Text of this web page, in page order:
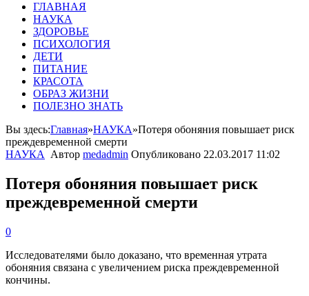
ГЛАВНАЯ
НАУКА
ЗДОРОВЬЕ
ПСИХОЛОГИЯ
ДЕТИ
ПИТАНИЕ
КРАСОТА
ОБРАЗ ЖИЗНИ
ПОЛЕЗНО ЗНАТЬ
Вы здесь:Главная»НАУКА»Потеря обоняния повышает риск
преждевременной смерти
НАУКА
Автор medadmin Опубликовано 22.03.2017 11:02
Потеря обоняния повышает риск
преждевременной смерти
0
Исследователями было доказано, что временная утрата
обоняния связана с увеличением риска преждевременной
кончины.